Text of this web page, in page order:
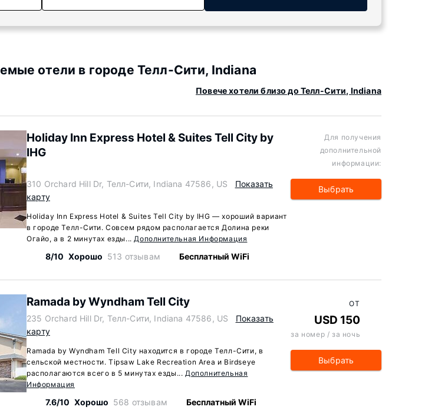
отели в городе Телл-Сити, Indiana
Повече хотели близо до Телл-Сити, Indiana
Holiday Inn Express Hotel & Suites Tell City by
IHG
310 Orchard Hill Dr, Телл-Сити, Indiana 47586, US
Показать
карту
Holiday Inn Express Hotel & Suites Tell City by IHG — хороший вариант
в городе Телл-Сити. Совсем рядом располагается Долина реки
Огайо, а в 2 минутах езды...Дополнительная Информация
8/10 Хорошо 513 отзывам Бесплатный WiFi
Для получения
дополнительной
информации:
Выбрать
Ramada by Wyndham Tell City
235 Orchard Hill Dr, Телл-Сити, Indiana 47586, US
Показать
карту
Ramada by Wyndham Tell City находится в городе Телл-Сити, в
сельской местности. Tipsaw Lake Recreation Area и Birdseye
располагаются всего в 5 минутах езды...Дополнительная
Информация
7.6/10 Хорошо 568 отзывам Бесплатный WiFi
ОТ
USD 150
за номер / за ночь
Выбрать